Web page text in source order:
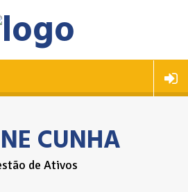
CUNHA
de Ativos